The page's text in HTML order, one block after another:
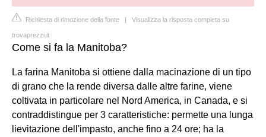
Richiesta di rimozione della fonte | Visualizza la risposta completa su
trovaprezzi.it
Come si fa la Manitoba?
La farina Manitoba si ottiene dalla macinazione di un tipo
di grano che la rende diversa dalle altre farine, viene
coltivata in particolare nel Nord America, in Canada, e si
contraddistingue per 3 caratteristiche: permette una lunga
lievitazione dell'impasto, anche fino a 24 ore; ha la